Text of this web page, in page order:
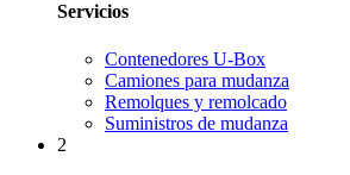
Servicios
Contenedores U-Box
Camiones para mudanza
Remolques y remolcado
Suministros de mudanza
2